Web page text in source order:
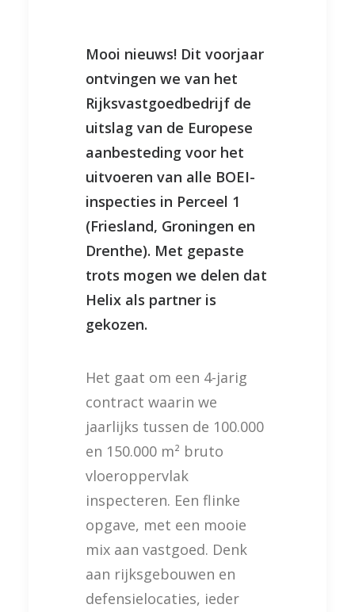
Mooi nieuws! Dit voorjaar
ontvingen we van het
Rijksvastgoedbedrijf de
uitslag van de Europese
aanbesteding voor het
uitvoeren van alle BOEI-
inspecties in Perceel 1
(Friesland, Groningen en
Drenthe). Met gepaste
trots mogen we delen dat
Helix als partner is
gekozen.
Het gaat om een 4-jarig
contract waarin we
jaarlijks tussen de 100.000
en 150.000 m² bruto
vloeroppervlak
inspecteren. Een flinke
opgave, met een mooie
mix aan vastgoed. Denk
aan rijksgebouwen en
defensielocaties, ieder